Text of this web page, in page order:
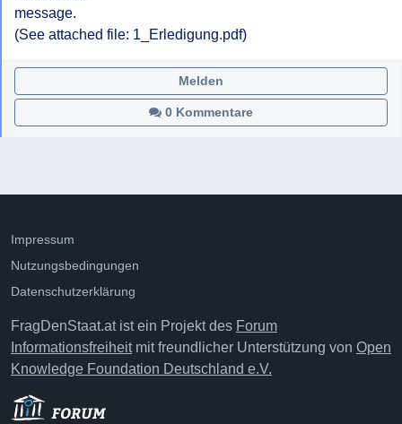
message.
(See attached file: 1_Erledigung.pdf)
0 Kommentare
Melden
Impressum
Nutzungsbedingungen
Datenschutzerklärung
FragDenStaat.at ist ein Projekt des Forum
Informationsfreiheitmit freundlicher Unterstützung von Open
Knowledge Foundation Deutschland e.V.